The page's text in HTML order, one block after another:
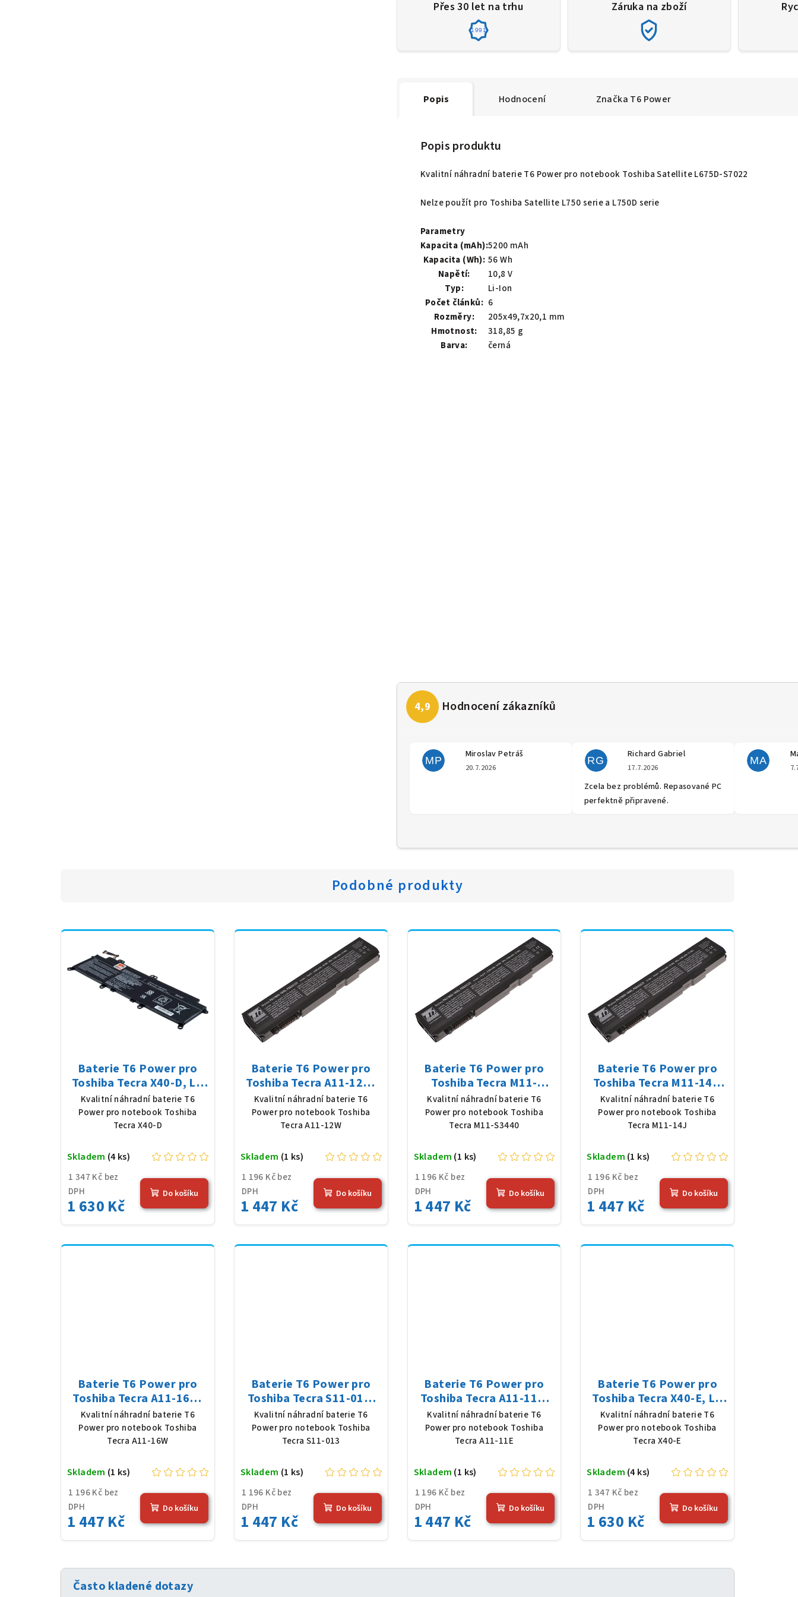
Přes 30 let na trhu
1991
Záruka na zboží
Popis Hodnocení Značka T6 Power
Popis produktu
Kvalitní náhradní baterie T6 Power pro notebook Toshiba Satellite L675D-S7022
Nelze použít pro Toshiba Satellite L750 serie a L750D serie
Parametry
Kapacita (mAh):5200 mAh
Kapacita (Wh): 56 Wh
Napětí:
10,8 V
Typ:
Li-Ion
Počet článků: 6
Rozměry:
205x49,7x20,1 mm
Hmotnost:
318,85 g
Barva:
černá
MP
Miroslav Petráš
Hodnocení obchodu je 5 z 5 hvězdiček.
20.7.2026
RG
Richard Gabriel
Hodnocení obchodu je 5 z 5
17.7.2026
Zcela bez problémů. Repasované PC
perfektně připravené.
MA
Podobné produkty
Baterie T6 Power pro
Toshiba Tecra X40-D, Li-
Poly, 11,4 V, 4080 mAh
(48 Wh), černá
Kvalitní náhradní baterie T6
Power pro notebook Toshiba
Tecra X40-D
1 347 Kč bez
DPH
1 630 Kč
Skladem (4 ks)
Do košíku
Baterie T6 Power pro
Toshiba Tecra A11-12W,
Li-Ion, 10,8 V, 5200 mAh
(56 Wh), černá
Kvalitní náhradní baterie T6
Power pro notebook Toshiba
Tecra A11-12W
1 196 Kč bez
DPH
1 447 Kč
Skladem (1 ks)
Do košíku
Baterie T6 Power pro
Toshiba Tecra M11-
S3440, Li-Ion, 10,8 V,
5200 mAh (56 Wh), černá
Kvalitní náhradní baterie T6
Power pro notebook Toshiba
Tecra M11-S3440
1 196 Kč bez
DPH
1 447 Kč
Skladem (1 ks)
Do košíku
Baterie T6 Power pro
Toshiba Tecra M11-14J,
Li-Ion, 10,8 V, 5200 mAh
(56 Wh), černá
Kvalitní náhradní baterie T6
Power pro notebook Toshiba
Tecra M11-14J
1 196 Kč bez
DPH
1 447 Kč
Skladem (1 ks)
Do košíku
Baterie T6 Power pro
Toshiba Tecra A11-16W,
Li-Ion, 10,8 V, 5200 mAh
(56 Wh), černá
Kvalitní náhradní baterie T6
Power pro notebook Toshiba
Tecra A11-16W
1 196 Kč bez
DPH
1 447 Kč
Skladem (1 ks)
Do košíku
Baterie T6 Power pro
Toshiba Tecra S11-013,
Li-Ion, 10,8 V, 5200 mAh
(56 Wh), černá
Kvalitní náhradní baterie T6
Power pro notebook Toshiba
Tecra S11-013
1 196 Kč bez
DPH
1 447 Kč
Skladem (1 ks)
Do košíku
Baterie T6 Power pro
Toshiba Tecra A11-11E,
Li-Ion, 10,8 V, 5200 mAh
(56 Wh), černá
Kvalitní náhradní baterie T6
Power pro notebook Toshiba
Tecra A11-11E
1 196 Kč bez
DPH
1 447 Kč
Skladem (1 ks)
Do košíku
Baterie T6 Power pro
Toshiba Tecra X40-E, Li-
Poly, 11,4 V, 4080 mAh
(48 Wh), černá
Kvalitní náhradní baterie T6
Power pro notebook Toshiba
Tecra X40-E
1 347 Kč bez
DPH
1 630 Kč
Skladem (4 ks)
Do košíku
Často kladené dotazy